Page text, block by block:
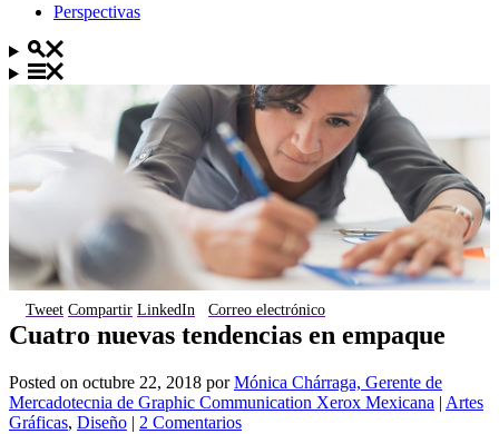
Perspectivas
Tweet Compartir LinkedIn Correo electrónico
Cuatro nuevas tendencias en empaque
Posted on octubre 22, 2018 porMónica Chárraga, Gerente de
Mercadotecnia de Graphic Communication Xerox Mexicana | Artes
Gráficas, Diseño | 2 Comentarios